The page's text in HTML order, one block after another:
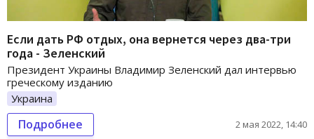
Если дать РФ отдых, она вернется через два-три
года - Зеленский
Президент Украины Владимир Зеленский дал интервью
греческому изданию
Украина
Подробнее 2 мая 2022, 14:40